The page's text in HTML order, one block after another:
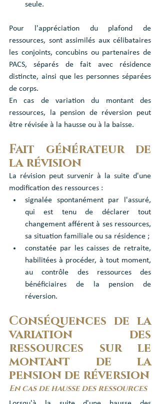
seule.
Pour l'appréciation du plafond de
ressources, sont assimilés aux célibataires
les conjoints, concubins ou partenaires de
PACS, séparés de fait avec résidence
distincte, ainsi que les personnes séparées
de corps.
En cas de variation du montant des
ressources, la pension de réversion peut
être révisée à la hausse ou à la baisse.
Fait générateur de
la révision
La révision peut survenir à la suite d'une
modification des ressources :
signalée spontanément par l'assuré,
qui est tenu de déclarer tout
changement afférent à ses ressources,
sa situation familiale ou sa résidence ;
constatée par les caisses de retraite,
habilitées à procéder, à tout moment,
au contrôle des ressources des
bénéficiaires de la pension de
réversion.
Conséquences de la
variation des
ressources sur le
montant de la
pension de réversion
En cas de hausse des ressources